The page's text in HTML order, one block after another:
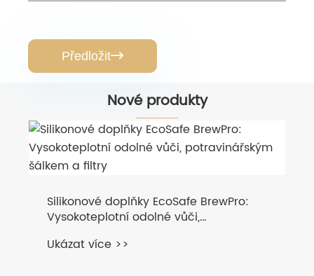
Předložit
Nové produkty
Silikonové doplňky EcoSafe BrewPro:
Vysokoteplotní odolné vůči,
Ukázat více >>